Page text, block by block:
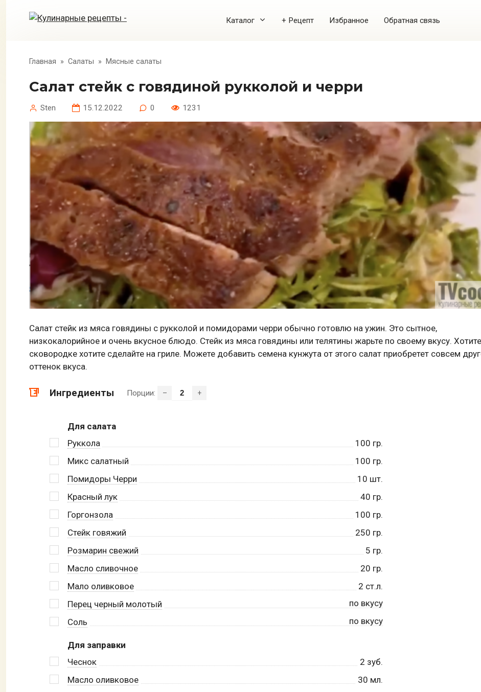
Каталог + Рецепт Избранное Обратная связь
Главная » Салаты » Мясные салаты
Салат стейк с говядиной рукколой и черри
Sten 15.12.2022 0 1231
Салат стейк из мяса говядины с рукколой и помидорами черри обычно готовлю на ужин. Это сытное,
низкокалорийное и очень вкусное блюдо. Стейк из мяса говядины или телятины жарьте по своему вкусу.
сковородке хотите сделайте на гриле. Можете добавить семена кунжута от этого салат приобретет совсем
оттенок вкуса.
Ингредиенты Порции: – +
Для салата
Руккола
100 гр.
Микс салатный
100 гр.
Помидоры Черри
10 шт.
Красный лук
40 гр.
Горгонзола
100 гр.
Стейк говяжий
250 гр.
Розмарин свежий
5 гр.
Масло сливочное
20 гр.
Мало оливковое
2 ст.л.
Перец черный молотый
по вкусу
Соль
по вкусу
Для заправки
Чеснок
2 зуб.
Масло оливковое
30 мл.